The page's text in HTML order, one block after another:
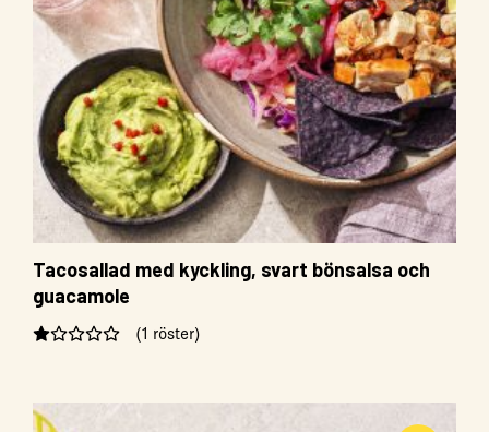
Tacosallad med kyckling, svart bönsalsa och
guacamole
(1 röster)